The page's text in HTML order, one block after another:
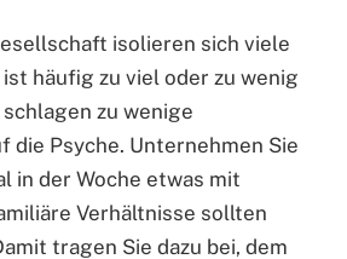
isolieren sich viele
häufig zu viel oder zu wenig
zu wenige
die Psyche. Unternehmen Sie
in der Woche etwas mit
Verhältnisse sollten
tragen Sie dazu bei, dem